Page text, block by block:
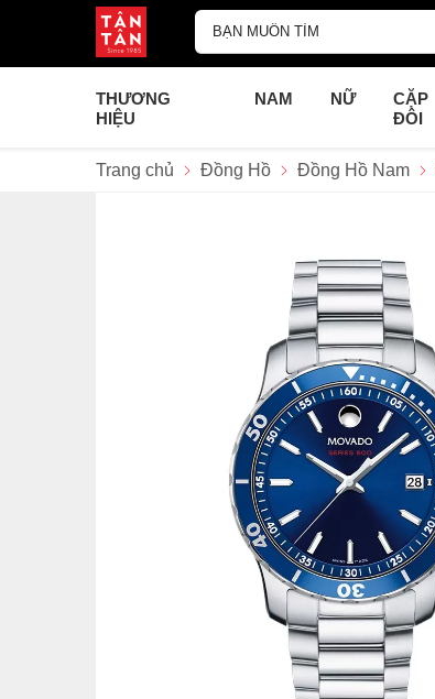
THƯƠNG
HIỆU
NAM NỮ
CẶP
ĐÔI
Trang chủ Đồng Hồ Đồng Hồ Nam